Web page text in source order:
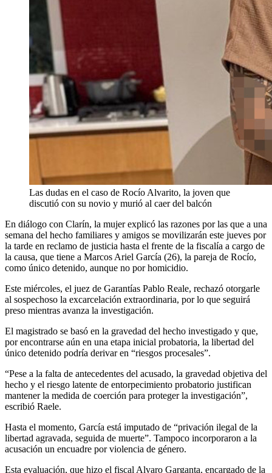
Las dudas en el caso de Rocío Alvarito, la joven que
discutió con su novio y murió al caer del balcón
En diálogo con Clarín, la mujer explicó las razones por las que a una
semana del hecho familiares y amigos se movilizarán este jueves por
la tarde en reclamo de justicia hasta el frente de la fiscalía a cargo de
la causa, que tiene a Marcos Ariel García (26), la pareja de Rocío,
como único detenido, aunque no por homicidio.
Este miércoles, el juez de Garantías Pablo Reale, rechazó otorgarle
al sospechoso la excarcelación extraordinaria, por lo que seguirá
preso mientras avanza la investigación.
El magistrado se basó en la gravedad del hecho investigado y que,
por encontrarse aún en una etapa inicial probatoria, la libertad del
único detenido podría derivar en “riesgos procesales”.
“Pese a la falta de antecedentes del acusado, la gravedad objetiva del
hecho y el riesgo latente de entorpecimiento probatorio justifican
mantener la medida de coerción para proteger la investigación”,
escribió Raele.
Hasta el momento, García está imputado de “privación ilegal de la
libertad agravada, seguida de muerte”. Tampoco incorporaron a la
acusación un encuadre por violencia de género.
Esta evaluación, que hizo el fiscal Alvaro Garganta, encargado de la